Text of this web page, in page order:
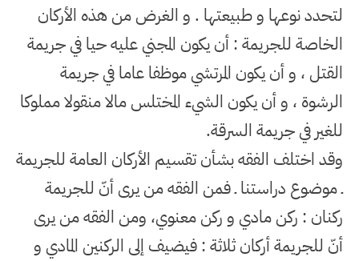
لتحدد نوعها و طبيعتها . و الغرض من هذه الأركان
الخاصة للجريمة : أن يكون المجني عليه حيا في جريمة
القتل ، و أن يكون المرتشي موظفا عاما في جريمة
الرشوة ، و أن يكون الشيء المختلس مالا منقولا مملوكا
للغير في جريمة السرقة.
وقد اختلف الفقه بشأن تقسيم الأركان العامة للجريمة
ـ موضوع دراستنا ـ فمن الفقه من يرى أنّ للجريمة
ركنان : ركن مادي و ركن معنوي، ومن الفقه من يرى
أنّ للجريمة أركان ثلاثة : فيضيف إلى الركنين المادي و